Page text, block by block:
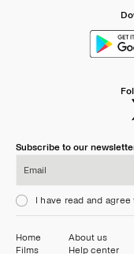
Subscribe to our
I have read and
Home
Films
About us
Help center